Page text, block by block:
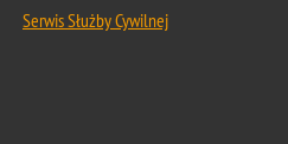
Serwis Służby Cywilnej